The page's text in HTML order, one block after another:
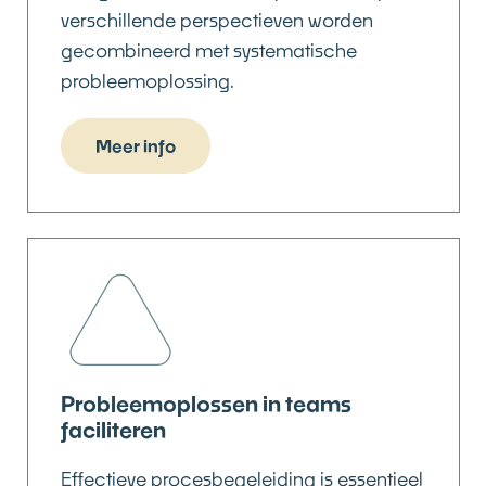
verschillende perspectieven worden
gecombineerd met systematische
probleemoplossing.
Meer info
Probleemoplossen in teams
faciliteren
Effectieve procesbegeleiding is essentieel